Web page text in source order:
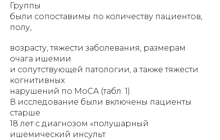
Группы
были сопоставимы по количеству пациентов,
полу,
возрасту, тяжести заболевания, размерам
очага ишемии
и сопутствующей патологии, а также тяжести
когнитивных
нарушений по MoCA (табл. 1).
В исследование были включены пациенты
старше
18 лет с диагнозом «полушарный
ишемический инсульт